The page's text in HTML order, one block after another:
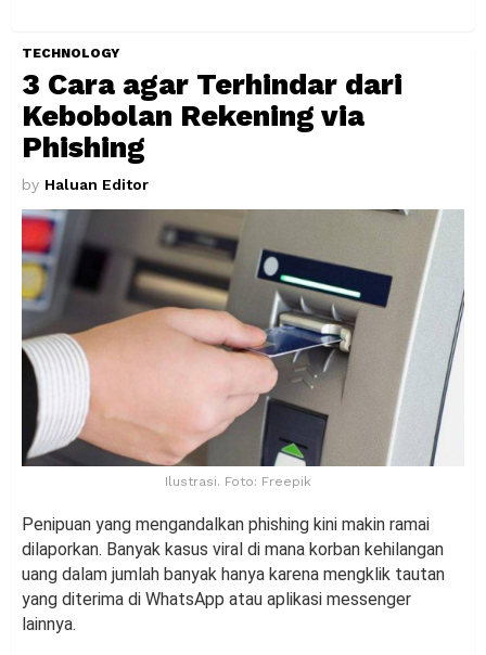
TECHNOLOGY
3 Cara agar Terhindar dari
Kebobolan Rekening via
Phishing
by Haluan Editor
Ilustrasi. Foto: Freepik
Penipuan yang mengandalkan phishing kini makin ramai
dilaporkan. Banyak kasus viral di mana korban kehilangan
uang dalam jumlah banyak hanya karena mengklik tautan
yang diterima di WhatsApp atau aplikasi messenger
lainnya.